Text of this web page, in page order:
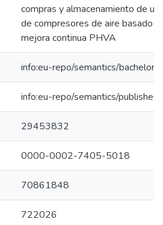
compras y almacenamiento de
de compresores de aire basado
mejora continua PHVA
info:eu-repo/semantics/
info:eu-repo/semantics/
29453832
0000-0002-7405-5018
70861848
722026